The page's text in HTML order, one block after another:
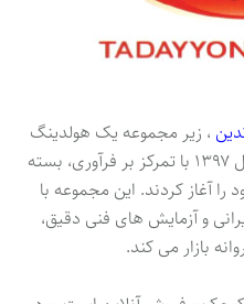
، زیر مجموعه یک هولدینگ
مستقر در مشهد هستند که از سال ۱۳۹۷ با تمرکز بر فرآوری، بسته
آغاز کردند. این مجموعه با
و آزمایش های فنی دقیق،
بازار می کند.